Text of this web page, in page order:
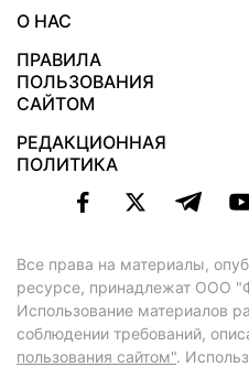
О НАС
ПРАВИЛА
ПОЛЬЗОВАНИЯ
САЙТОМ
РЕДАКЦИОННАЯ
ПОЛИТИКА
Все права на материалы,
ресурсе, принадлежат ООО
Использование материалов
соблюдении требований,
пользования сайтом".